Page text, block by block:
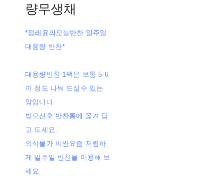
량무생채
*정래윤의오늘반찬 일주일
대용량 반찬*
대용량반찬 1팩은 보통 5-6
끼 정도 나눠 드실수 있는
양입니다.
받으신후 반찬통에 옮겨 담
고 드세요.
외식물가 비싼요즘 저렴하
게 일주일 반찬을 이용해 보
세요.